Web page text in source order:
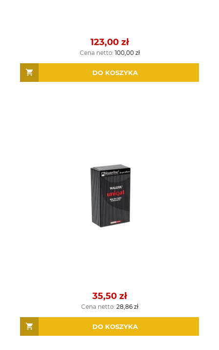
123,00 zł
Cena netto: 100,00 zł
DO KOSZYKA
35,50 zł
Cena netto: 28,86 zł
DO KOSZYKA